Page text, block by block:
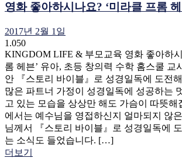
영화 좋아하시나요? ‘미라클 프롬 헤
2017년 2월 1일
1.050
KINGDOM LIFE & 부모교육 영화 좋아하
롬 헤븐’ 유아, 초등 창의력 수학 홈스쿨
안 『스토리 바이블』로 성경일독에 도전
많은 파트너 가정이 성경일독에 성공하는
고 있는 모습을 상상만 해도 가슴이 따뜻해
에서는 예수님을 영접하신지 얼마되지 않
님께서 『스토리 바이블』로 성경일독에
는 소식도 들었습니다. […]
더보기